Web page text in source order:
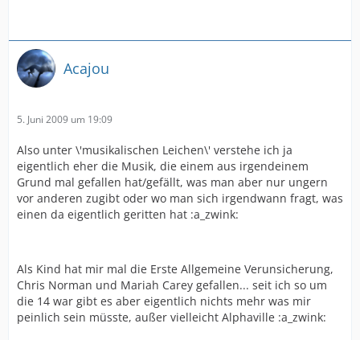
Acajou
5. Juni 2009 um 19:09
Also unter \'musikalischen Leichen\' verstehe ich ja
eigentlich eher die Musik, die einem aus irgendeinem
Grund mal gefallen hat/gefällt, was man aber nur ungern
vor anderen zugibt oder wo man sich irgendwann fragt, was
einen da eigentlich geritten hat :a_zwink:
Als Kind hat mir mal die Erste Allgemeine Verunsicherung,
Chris Norman und Mariah Carey gefallen... seit ich so um
die 14 war gibt es aber eigentlich nichts mehr was mir
peinlich sein müsste, außer vielleicht Alphaville :a_zwink: